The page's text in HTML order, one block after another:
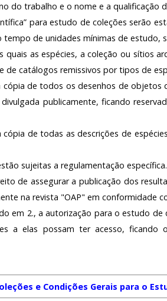
do trabalho e o nome e a qualificação
para estudo de coleções serão
de unidades mínimas de estudo,
quais as espécies, a coleção ou sítios
de catálogos remissivos por tipos de
cópia de todos os desenhos de
publicamente, ficando
cópia de todas as descrições de
sujeitas a regulamentação específica.
de assegurar a publicação dos
na revista "OAP" em conformidade
em 2., a autorização para o estudo
a elas possam ter acesso,
e Condições Gerais para o